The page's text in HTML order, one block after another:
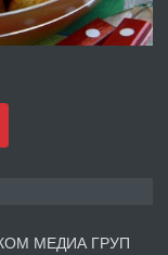
до Кавала
МЕДИА ГРУП